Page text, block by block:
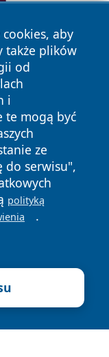
aby
także plików
od
i
te mogą być
ze
do serwisu",
polityką
.
prawa zastrzeżone.
Polityka
Cookies